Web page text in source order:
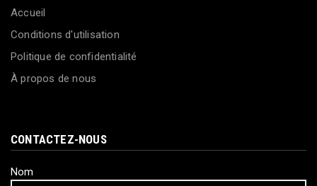
Accueil
Conditions d'utilisation
Politique de confidentialité
À propos de nous
CONTACTEZ-NOUS
Nom